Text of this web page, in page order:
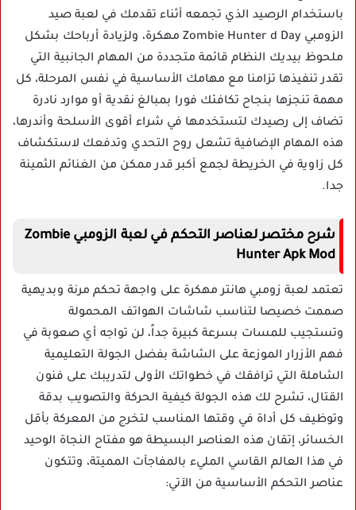
باستخدام الرصيد الذي تجمعه أثناء تقدمك في لعبة صيد
الزومبي Zombie Hunter d Day مهكرة، ولزيادة أرباحك بشكل
ملحوظ بيديك النظام قائمة متجددة من المهام الجانبية التي
تقدر تنفيذها تزامنا مع مهامك الأساسية في نفس المرحلة، كل
مهمة تنجزها بنجاح تكافئك فورا بمبالغ نقدية أو موارد نادرة
تضاف إلى رصيدك لتستخدمها في شراء أقوى الأسلحة وأندرها،
هذه المهام الإضافية تشعل روح التحدي وتدفعك لاستكشاف
كل زاوية في الخريطة لجمع أكبر قدر ممكن من الغنائم الثمينة
جدا.
شرح مختصر لعناصر التحكم في لعبة الزومبي Zombie
Hunter Apk Mod
تعتمد لعبة زومبي هانتر مهكرة على واجهة تحكم مرنة وبديهية
صممت خصيصا لتناسب شاشات الهواتف المحمولة
وتستجيب للمسات بسرعة كبيرة جداً، لن تواجه أي صعوبة في
فهم الأزرار الموزعة على الشاشة بفضل الجولة التعليمية
الشاملة التي ترافقك في خطواتك الأولى لتدريبك على فنون
القتال، تشرح لك هذه الجولة كيفية الحركة والتصويب بدقة
وتوظيف كل أداة في وقتها المناسب لتخرج من المعركة بأقل
الخسائر، إتقان هذه العناصر البسيطة هو مفتاح النجاة الوحيد
في هذا العالم القاسي المليء بالمفاجآت المميتة، وتتكون
عناصر التحكم الأساسية من الآتي: